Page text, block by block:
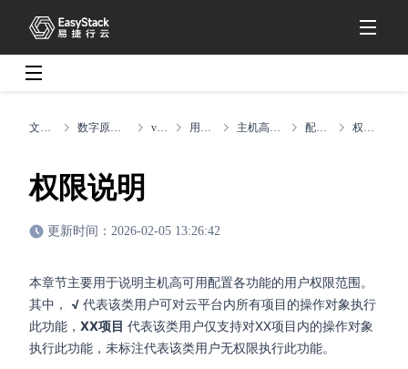
数字原生引擎EOS v6.1.1 配置说明
权限说明
更新时间：2026-02-05 13:26:42
本章节主要用于说明主机高可用配置各功能的用户权限范围。
其中， √ 代表该类用户可对云平台内所有项目的操作对象执行
此功能， XX项目 代表该类用户仅支持对XX项目内的操作对象
执行此功能，未标注代表该类用户无权限执行此功能。